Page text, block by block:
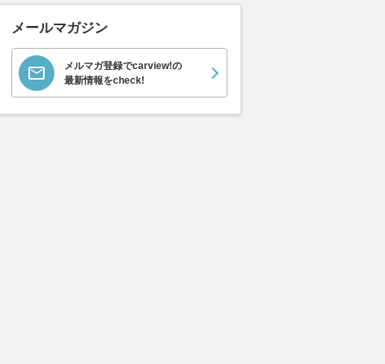
メールマガジン
メルマガ登録でcarview!の
最新情報をcheck!